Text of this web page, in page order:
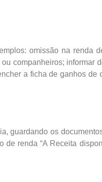
omissão na renda
companheiros; informar
a ficha de ganhos de
guardando os
renda “A Receita